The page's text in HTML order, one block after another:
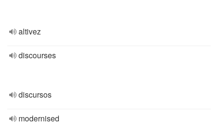
altivez
discourses
discursos
modernised